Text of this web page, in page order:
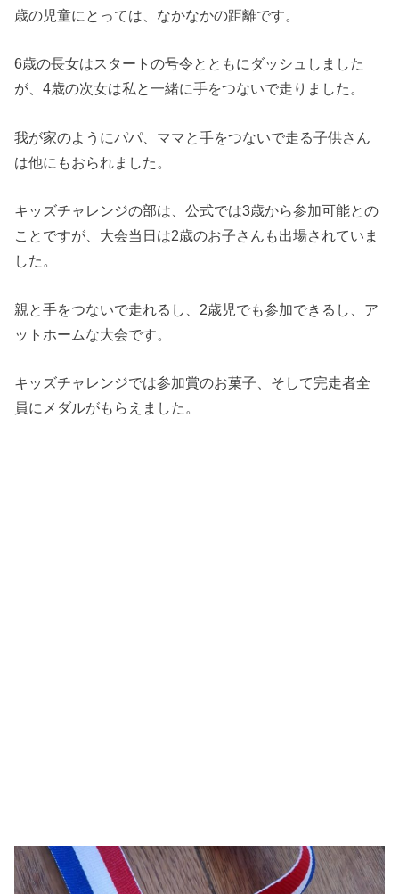
歳の児童にとっては、なかなかの距離です。
6歳の長女はスタートの号令とともにダッシュしました
が、4歳の次女は私と一緒に手をつないで走りました。
我が家のようにパパ、ママと手をつないで走る子供さん
は他にもおられました。
キッズチャレンジの部は、公式では3歳から参加可能との
ことですが、大会当日は2歳のお子さんも出場されていま
した。
親と手をつないで走れるし、2歳児でも参加できるし、ア
ットホームな大会です。
キッズチャレンジでは参加賞のお菓子、そして完走者全
員にメダルがもらえました。